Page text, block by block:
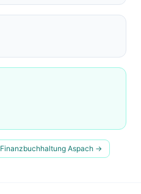
Finanzbuchhaltung Aspach →